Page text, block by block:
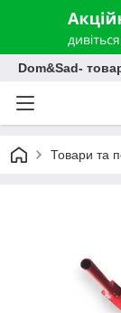
Dom&Sad-
Товари та